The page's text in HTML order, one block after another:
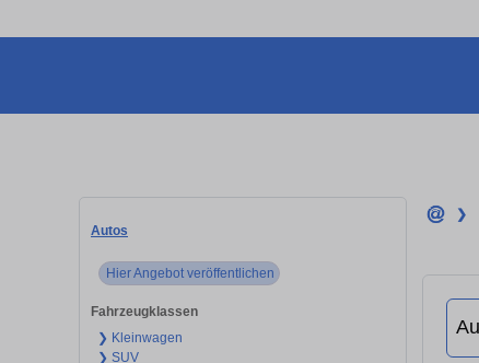
Autos
Hier Angebot veröffentlichen
Fahrzeugklassen
❯ Kleinwagen
❯ SUV
❯